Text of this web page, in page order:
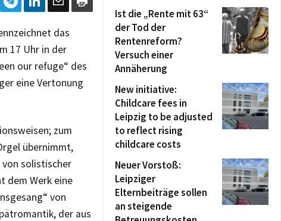
das
17 Uhr in der
our refuge“ des
eine Vertonung
zum
übernimmt,
solistischer
dem Werk eine
von
der aus
Ist die „Rente mit 63“
der Tod der
Rentenreform?
Versuch einer
Annäherung
New initiative:
Childcare fees in
Leipzig to be adjusted
to reflect rising
childcare costs
Neuer Vorstoß:
Leipziger
Elternbeiträge sollen
an steigende